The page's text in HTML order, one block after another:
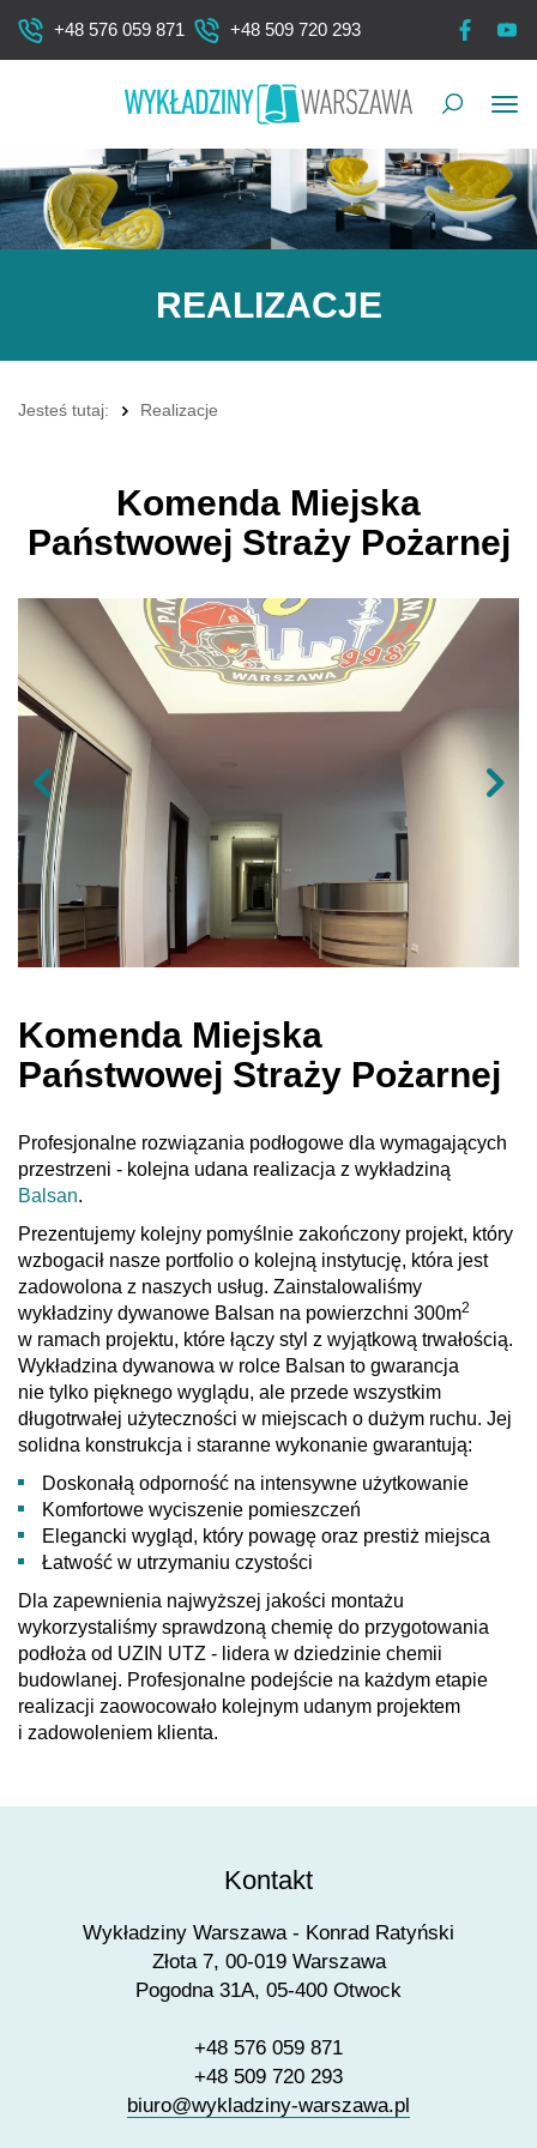
+48 576 059 871 +48 509 720 293
REALIZACJE
Jesteś tutaj: Realizacje
Komenda Miejska
Państwowej Straży Pożarnej
Komenda Miejska
Państwowej Straży Pożarnej
Profesjonalne rozwiązania podłogowe dla wymagających
przestrzeni - kolejna udana realizacja z wykładziną
Balsan.
Prezentujemy kolejny pomyślnie zakończony projekt, który
wzbogacił nasze portfolio o kolejną instytucję, która jest
zadowolona z naszych usług. Zainstalowaliśmy
wykładziny dywanowe Balsan na powierzchni 300m2
w ramach projektu, które łączy styl z wyjątkową trwałością.
Wykładzina dywanowa w rolce Balsan to gwarancja
nie tylko pięknego wyglądu, ale przede wszystkim
długotrwałej użyteczności w miejscach o dużym ruchu. Jej
solidna konstrukcja i staranne wykonanie gwarantują:
Doskonałą odporność na intensywne użytkowanie
Komfortowe wyciszenie pomieszczeń
Elegancki wygląd, który powagę oraz prestiż miejsca
Łatwość w utrzymaniu czystości
Dla zapewnienia najwyższej jakości montażu
wykorzystaliśmy sprawdzoną chemię do przygotowania
podłoża od UZIN UTZ - lidera w dziedzinie chemii
budowlanej. Profesjonalne podejście na każdym etapie
realizacji zaowocowało kolejnym udanym projektem
i zadowoleniem klienta.
Kontakt
Wykładziny Warszawa - Konrad Ratyński
Złota 7, 00-019 Warszawa
Pogodna 31A, 05-400 Otwock
+48 576 059 871
+48 509 720 293
biuro@wykladziny-warszawa.pl